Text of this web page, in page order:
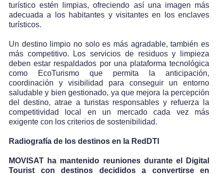
turístico estén limpias, ofreciendo así una imagen más
adecuada a los habitantes y visitantes en los enclaves
turísticos.
Un destino limpio no solo es más agradable, también es
más competitivo. Los servicios de residuos y limpieza
deben estar respaldados por una plataforma tecnológica
como EcoTurismo que permita la anticipación,
coordinación y visibilidad para conseguir un entorno
saludable y bien gestionado, ya que mejora la percepción
del destino, atrae a turistas responsables y refuerza la
competitividad local en un mercado cada vez más
exigente con los criterios de sostenibilidad.
Radiografía de los destinos en la RedDTI
MOVISAT ha mantenido reuniones durante el Digital
Tourist con destinos decididos a convertirse en